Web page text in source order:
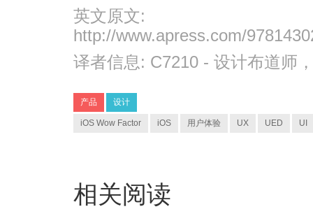
英文原文:
http://www.apress.com/
译者信息: C7210 - 设计布道师
产品 设计
iOS Wow Factor iOS 用户体验 UX UED UI
相关阅读